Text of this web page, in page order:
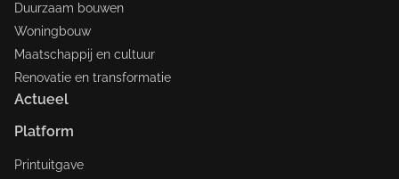
Duurzaam bouwen
Woningbouw
Maatschappij en cultuur
Renovatie en transformatie
Actueel
Platform
Printuitgave